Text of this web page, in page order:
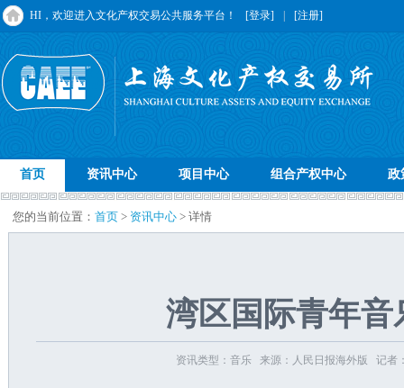
HI，欢迎进入文化产权交易公共服务平台！ [登录] [注册]
首页 资讯中心 项目中心 组合产权中心 政
您的当前位置： 首页 > 资讯中心 > 详情
湾区国际青年
资讯类型：音乐 来源：人民日报海外版 记者